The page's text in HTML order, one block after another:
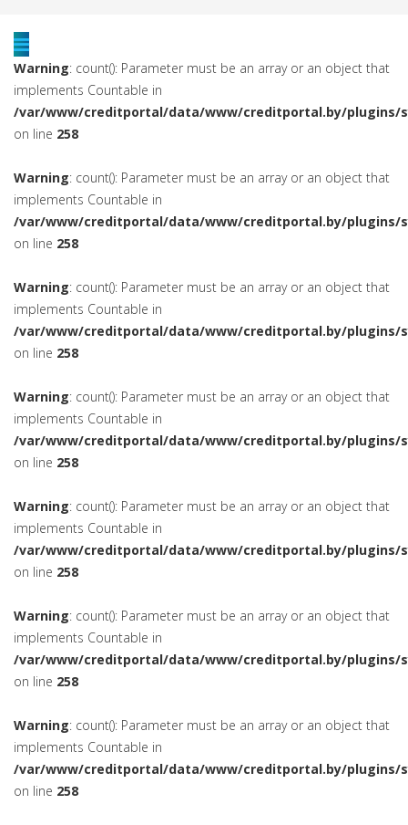
Warning: count(): Parameter must be an array or an object that
implements Countable in
/var/www/creditportal/data/www/creditportal.by/plugins/
on line 258
Warning: count(): Parameter must be an array or an object that
implements Countable in
/var/www/creditportal/data/www/creditportal.by/plugins/
on line 258
Warning: count(): Parameter must be an array or an object that
implements Countable in
/var/www/creditportal/data/www/creditportal.by/plugins/
on line 258
Warning: count(): Parameter must be an array or an object that
implements Countable in
/var/www/creditportal/data/www/creditportal.by/plugins/
on line 258
Warning: count(): Parameter must be an array or an object that
implements Countable in
/var/www/creditportal/data/www/creditportal.by/plugins/
on line 258
Warning: count(): Parameter must be an array or an object that
implements Countable in
/var/www/creditportal/data/www/creditportal.by/plugins/
on line 258
Warning: count(): Parameter must be an array or an object that
implements Countable in
/var/www/creditportal/data/www/creditportal.by/plugins/
on line 258